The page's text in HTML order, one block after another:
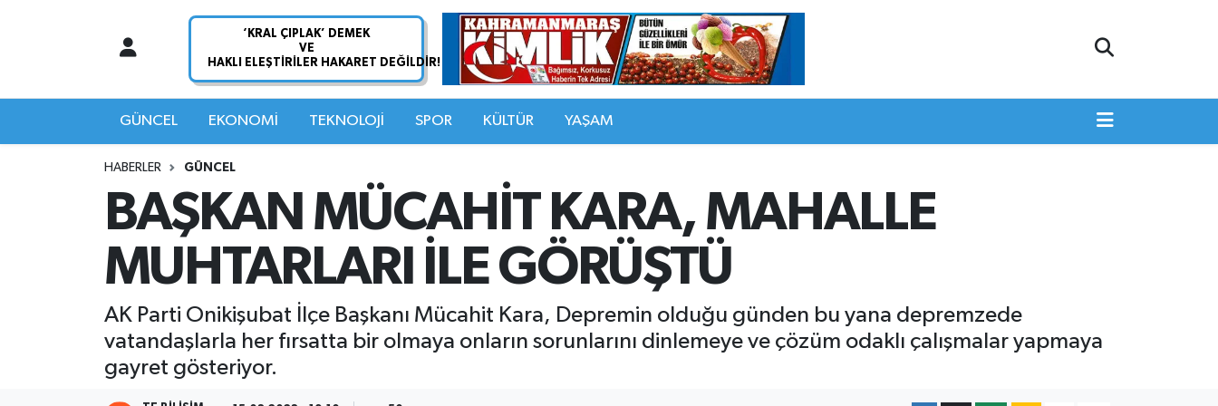
GÜNCEL EKONOMİ TEKNOLOJİ SPOR KÜLTÜR YAŞAM
HABERLER GÜNCEL
BAŞKAN MÜCAHİT KARA, MAHALLE
MUHTARLARI İLE GÖRÜŞTÜ
AK Parti Onikişubat İlçe Başkanı Mücahit Kara, Depremin olduğu günden bu yana depremzede
vatandaşlarla her fırsatta bir olmaya onların sorunlarını dinlemeye ve çözüm odaklı çalışmalar yapmaya
gayret gösteriyor.
Hava Durumu
Namaz Vakitleri
Trafik Durumu
Süper Lig Puan Durumu ve Fikstür
Son Dakika Haberleri